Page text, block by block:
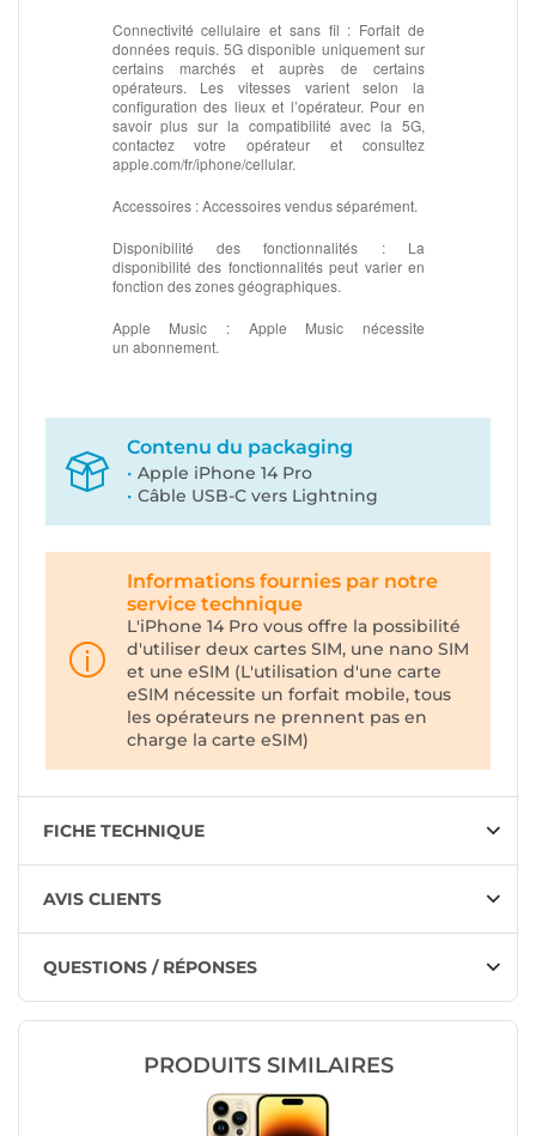
Connectivité cellulaire et sans fil : Forfait de
données requis. 5G disponible uniquement sur
certains marchés et auprès de certains
opérateurs. Les vitesses varient selon la
configuration des lieux et l’opérateur. Pour en
savoir plus sur la compatibilité avec la 5G,
contactez votre opérateur et consultez
apple.com/fr/iphone/cellular.
Accessoires :Accessoires vendus séparément.
Disponibilité des fonctionnalités :La
disponibilité des fonctionnalités peut varier en
fonction des zones géographiques.
Apple Music :Apple Music nécessite
un abonnement.
Contenu du packaging
Apple iPhone 14 Pro
Câble USB-C vers Lightning
Informations fournies par notre
service technique
L'iPhone 14 Pro vous offre la possibilité
d'utiliser deux cartes SIM, une nano SIM
et une eSIM (L'utilisation d'une carte
eSIM nécessite un forfait mobile, tous
les opérateurs ne prennent pas en
charge la carte eSIM)
FICHE TECHNIQUE
AVIS CLIENTS
QUESTIONS / RÉPONSES
PRODUITS SIMILAIRES